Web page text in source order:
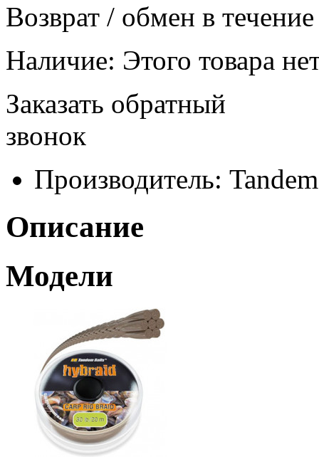
Возврат / обмен в
Наличие: Этого товара
Заказать обратный
звонок
Производитель:
Описание
Модели